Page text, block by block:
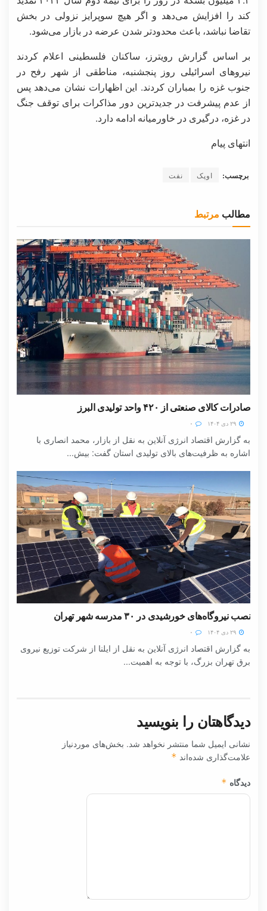
کند را افزایش می‌دهد و اگر هیچ سوپرایز نزولی در بخش
تقاضا نباشد، باعث محدودتر شدن عرضه در بازار می‌شود.
بر اساس گزارش رویترز، ساکنان فلسطینی اعلام کردند
نیروهای اسرائیلی روز پنجشنبه، مناطقی از شهر رفح در
جنوب غزه را بمباران کردند. این اظهارات نشان می‌دهد پس
از عدم پیشرفت در جدیدترین دور مذاکرات برای توقف جنگ
در غزه، درگیری در خاورمیانه ادامه دارد.
انتهای پیام
برچسب: اوپک نفت
مطالب مرتبط
صادرات کالای صنعتی از ۴۲۰ واحد تولیدی البرز
به گزارش اقتصاد انرژی آنلاین به نقل از بازار، محمد انصاری با
اشاره به ظرفیت‌های بالای تولیدی استان گفت: بیش...
نصب نیروگاه‌های خورشیدی در ۳۰ مدرسه شهر تهران
به گزارش اقتصاد انرژی آنلاین به نقل از ایلنا از شرکت توزیع نیروی
برق تهران بزرگ، با توجه به اهمیت...
دیدگاهتان را بنویسید
نشانی ایمیل شما منتشر نخواهد شد. بخش‌های موردنیاز
علامت‌گذاری شده‌اند *
دیدگاه *